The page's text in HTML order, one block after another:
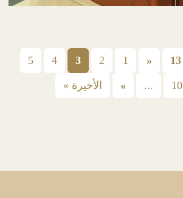
«
1
2
3
4
5
10
...
» الأخيرة »